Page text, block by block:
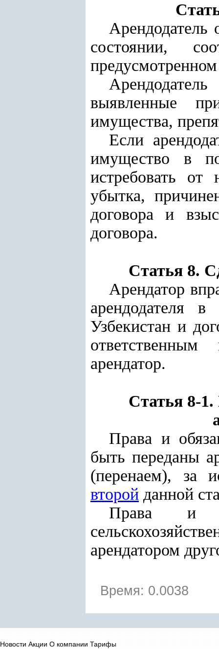
Арендодатель
состоянии,
выявленные
имущества,
Если
имущество в
истребовать от
убытка,
договора и
договора.
Статья 8.
Арендатор
арендодателя в
Узбекистан и
арендатор.
Статья 8-1.
Права и
быть переданы
(перенаем), за
второй данной
Права и
арендатором
Время: 0.0038
Новости Акции О компании Тарифы